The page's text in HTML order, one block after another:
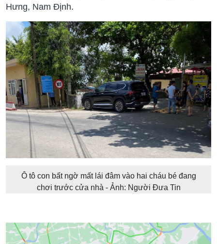
Hưng, Nam Định.
Ô tô con bất ngờ mất lái đâm vào hai cháu bé đang
chơi trước cửa nhà - Ảnh: Người Đưa Tin